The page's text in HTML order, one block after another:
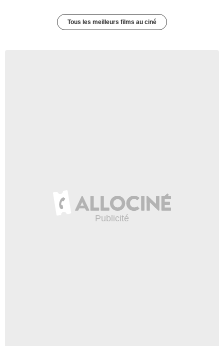
Tous les meilleurs films au ciné